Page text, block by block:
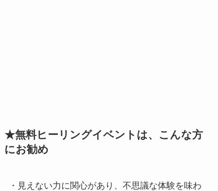
★無料ヒーリングイベントは、こんな方
にお勧め
・見えない力に関心があり、不思議な体験を味わ